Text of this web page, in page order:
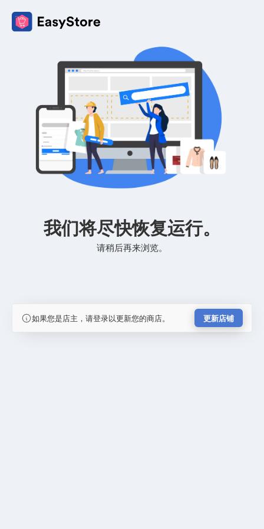
我们将尽快恢复运行。
请稍后再来浏览。
如果您是店主，请登录以更新您的商店。 更新店铺